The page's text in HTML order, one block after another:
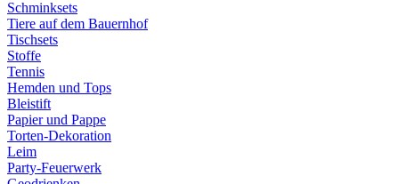
Schminksets
Tiere auf dem Bauernhof
Tischsets
Stoffe
Tennis
Hemden und Tops
Bleistift
Papier und Pappe
Torten-Dekoration
Leim
Party-Feuerwerk